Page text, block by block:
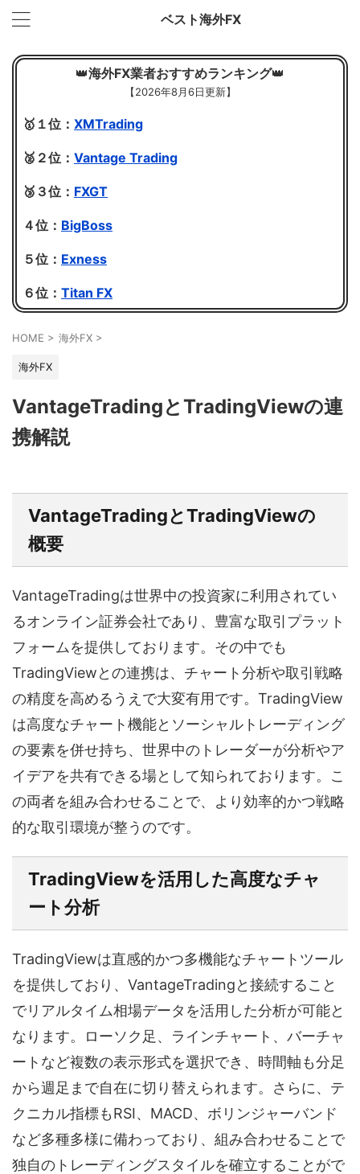
ベスト海外FX
👑海外FX業者おすすめランキング👑
【2026年8月6日更新】
🥇１位： XMTrading
🥈２位： Vantage Trading
🥉３位： FXGT
４位： BigBoss
５位： Exness
６位： Titan FX
HOME > 海外FX >
海外FX
VantageTradingとTradingViewの連
携解説
VantageTradingとTradingViewの
概要
VantageTradingは世界中の投資家に利用されてい
るオンライン証券会社であり、豊富な取引プラット
フォームを提供しております。その中でも
TradingViewとの連携は、チャート分析や取引戦略
の精度を高めるうえで大変有用です。TradingView
は高度なチャート機能とソーシャルトレーディング
の要素を併せ持ち、世界中のトレーダーが分析やア
イデアを共有できる場として知られております。こ
の両者を組み合わせることで、より効率的かつ戦略
的な取引環境が整うのです。
TradingViewを活用した高度なチャ
ート分析
TradingViewは直感的かつ多機能なチャートツール
を提供しており、VantageTradingと接続すること
でリアルタイム相場データを活用した分析が可能と
なります。ローソク足、ラインチャート、バーチャ
ートなど複数の表示形式を選択でき、時間軸も分足
から週足まで自在に切り替えられます。さらに、テ
クニカル指標もRSI、MACD、ボリンジャーバンド
など多種多様に備わっており、組み合わせることで
独自のトレーディングスタイルを確立することがで